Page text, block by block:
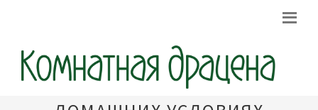
ВЫРАЩИВАНИЕ ДРАЦЕНЫ В